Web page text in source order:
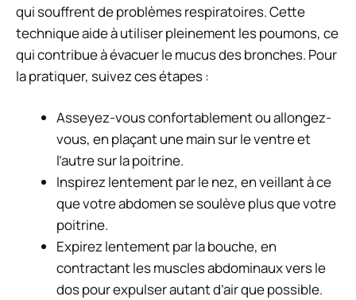
qui souffrent de problèmes respiratoires. Cette
technique aide à utiliser pleinement les poumons, ce
qui contribue à évacuer le mucus des bronches. Pour
la pratiquer, suivez ces étapes :
Asseyez-vous confortablement ou allongez-
vous, en plaçant une main sur le ventre et
l’autre sur la poitrine.
Inspirez lentement par le nez, en veillant à ce
que votre abdomen se soulève plus que votre
poitrine.
Expirez lentement par la bouche, en
contractant les muscles abdominaux vers le
dos pour expulser autant d’air que possible.